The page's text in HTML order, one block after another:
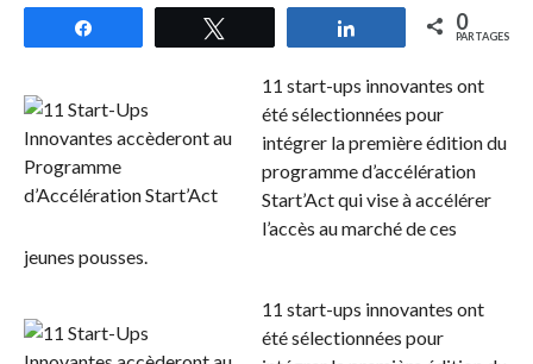
Partagez 0
PARTAGES
11 start-ups innovantes ont
été sélectionnées pour
intégrer la première édition du
programme d’accélération
Start’Act qui vise à accélérer
l’accès au marché de ces
jeunes pousses.
11 start-ups innovantes ont
été sélectionnées pour